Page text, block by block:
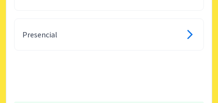
Presencial